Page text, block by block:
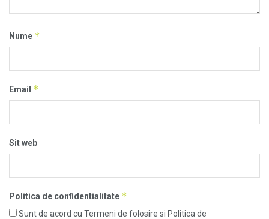
Nume *
Email *
Sit web
Politica de confidentialitate *
Sunt de acord cu Termeni de folosire si Politica de